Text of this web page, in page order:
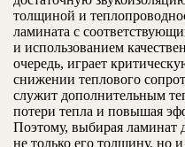
толщиной и
ламината с
и использованием
очередь, играет
снижении теплового
служит дополнительным
потери тепла и повышая
Поэтому, выбирая ламинат
не только его толщину, но